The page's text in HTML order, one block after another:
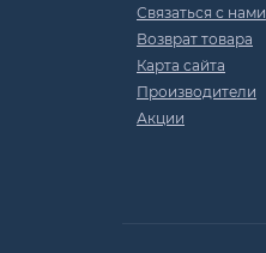
Связаться с нами
Возврат товара
Карта сайта
Производители
Акции